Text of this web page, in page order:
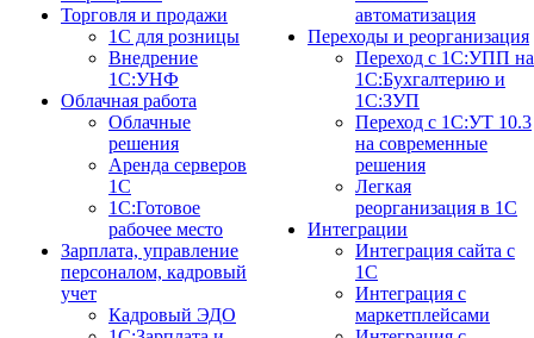
Торговля и продажи
1С для розницы
Внедрение
1С:УНФ
Облачная работа
Облачные
решения
Аренда серверов
1С
1C:Готовое
рабочее место
Зарплата, управление
персоналом, кадровый
учет
Кадровый ЭДО
автоматизация
Переходы и реорганизация
Переход с 1С:УПП на
1С:Бухгалтерию и
1С:ЗУП
Переход с 1С:УТ 10.3
на современные
решения
Легкая
реорганизация в 1С
Интеграции
Интеграция сайта с
1С
Интеграция с
маркетплейсами